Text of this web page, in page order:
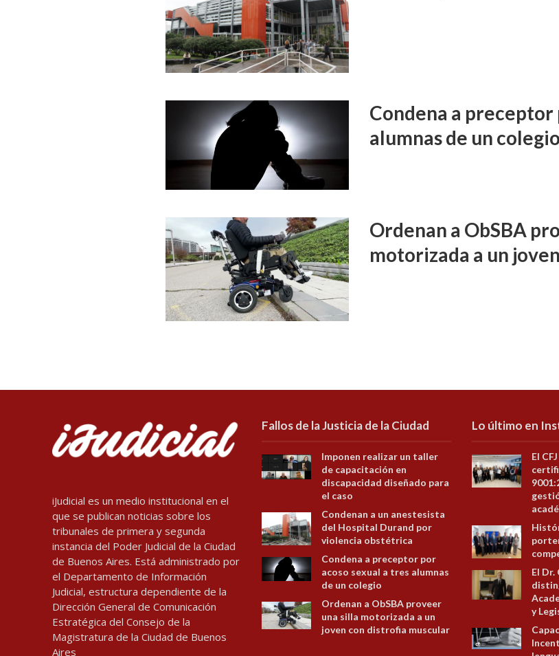
Condena a preceptor
alumnas de un colegio
Ordenan a ObSBA
motorizada a un
iJudicial es un medio institucional en el
que se publican noticias sobre los
tribunales de primera y segunda
instancia del Poder Judicial de la Ciudad
de Buenos Aires. Está administrado por
el Departamento de Información
Judicial, estructura dependiente de la
Dirección General de Comunicación
Estratégica del Consejo de la
Magistratura de la Ciudad de Buenos
Aires
Fallos de la Justicia de la Ciudad
Imponen realizar un taller
de capacitación en
discapacidad diseñado para
el caso
Condenan a un anestesista
del Hospital Durand por
violencia obstétrica
Condena a preceptor por
acoso sexual a tres alumnas
de un colegio
Ordenan a ObSBA proveer
una silla motorizada a un
joven con distrofia muscular
Lo último en
El
El Dr.
y